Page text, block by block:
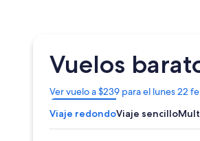
Vuelos
Ver vuelo a $239 para el lunes 22
Se
abrirá
en
una
Viaje redondoViaje sencillo